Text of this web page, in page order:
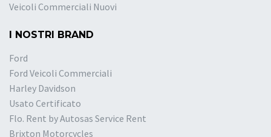
Veicoli Commerciali Nuovi
I NOSTRI BRAND
Ford
Ford Veicoli Commerciali
Harley Davidson
Usato Certificato
Flo. Rent by Autosas Service Rent
Brixton Motorcycles